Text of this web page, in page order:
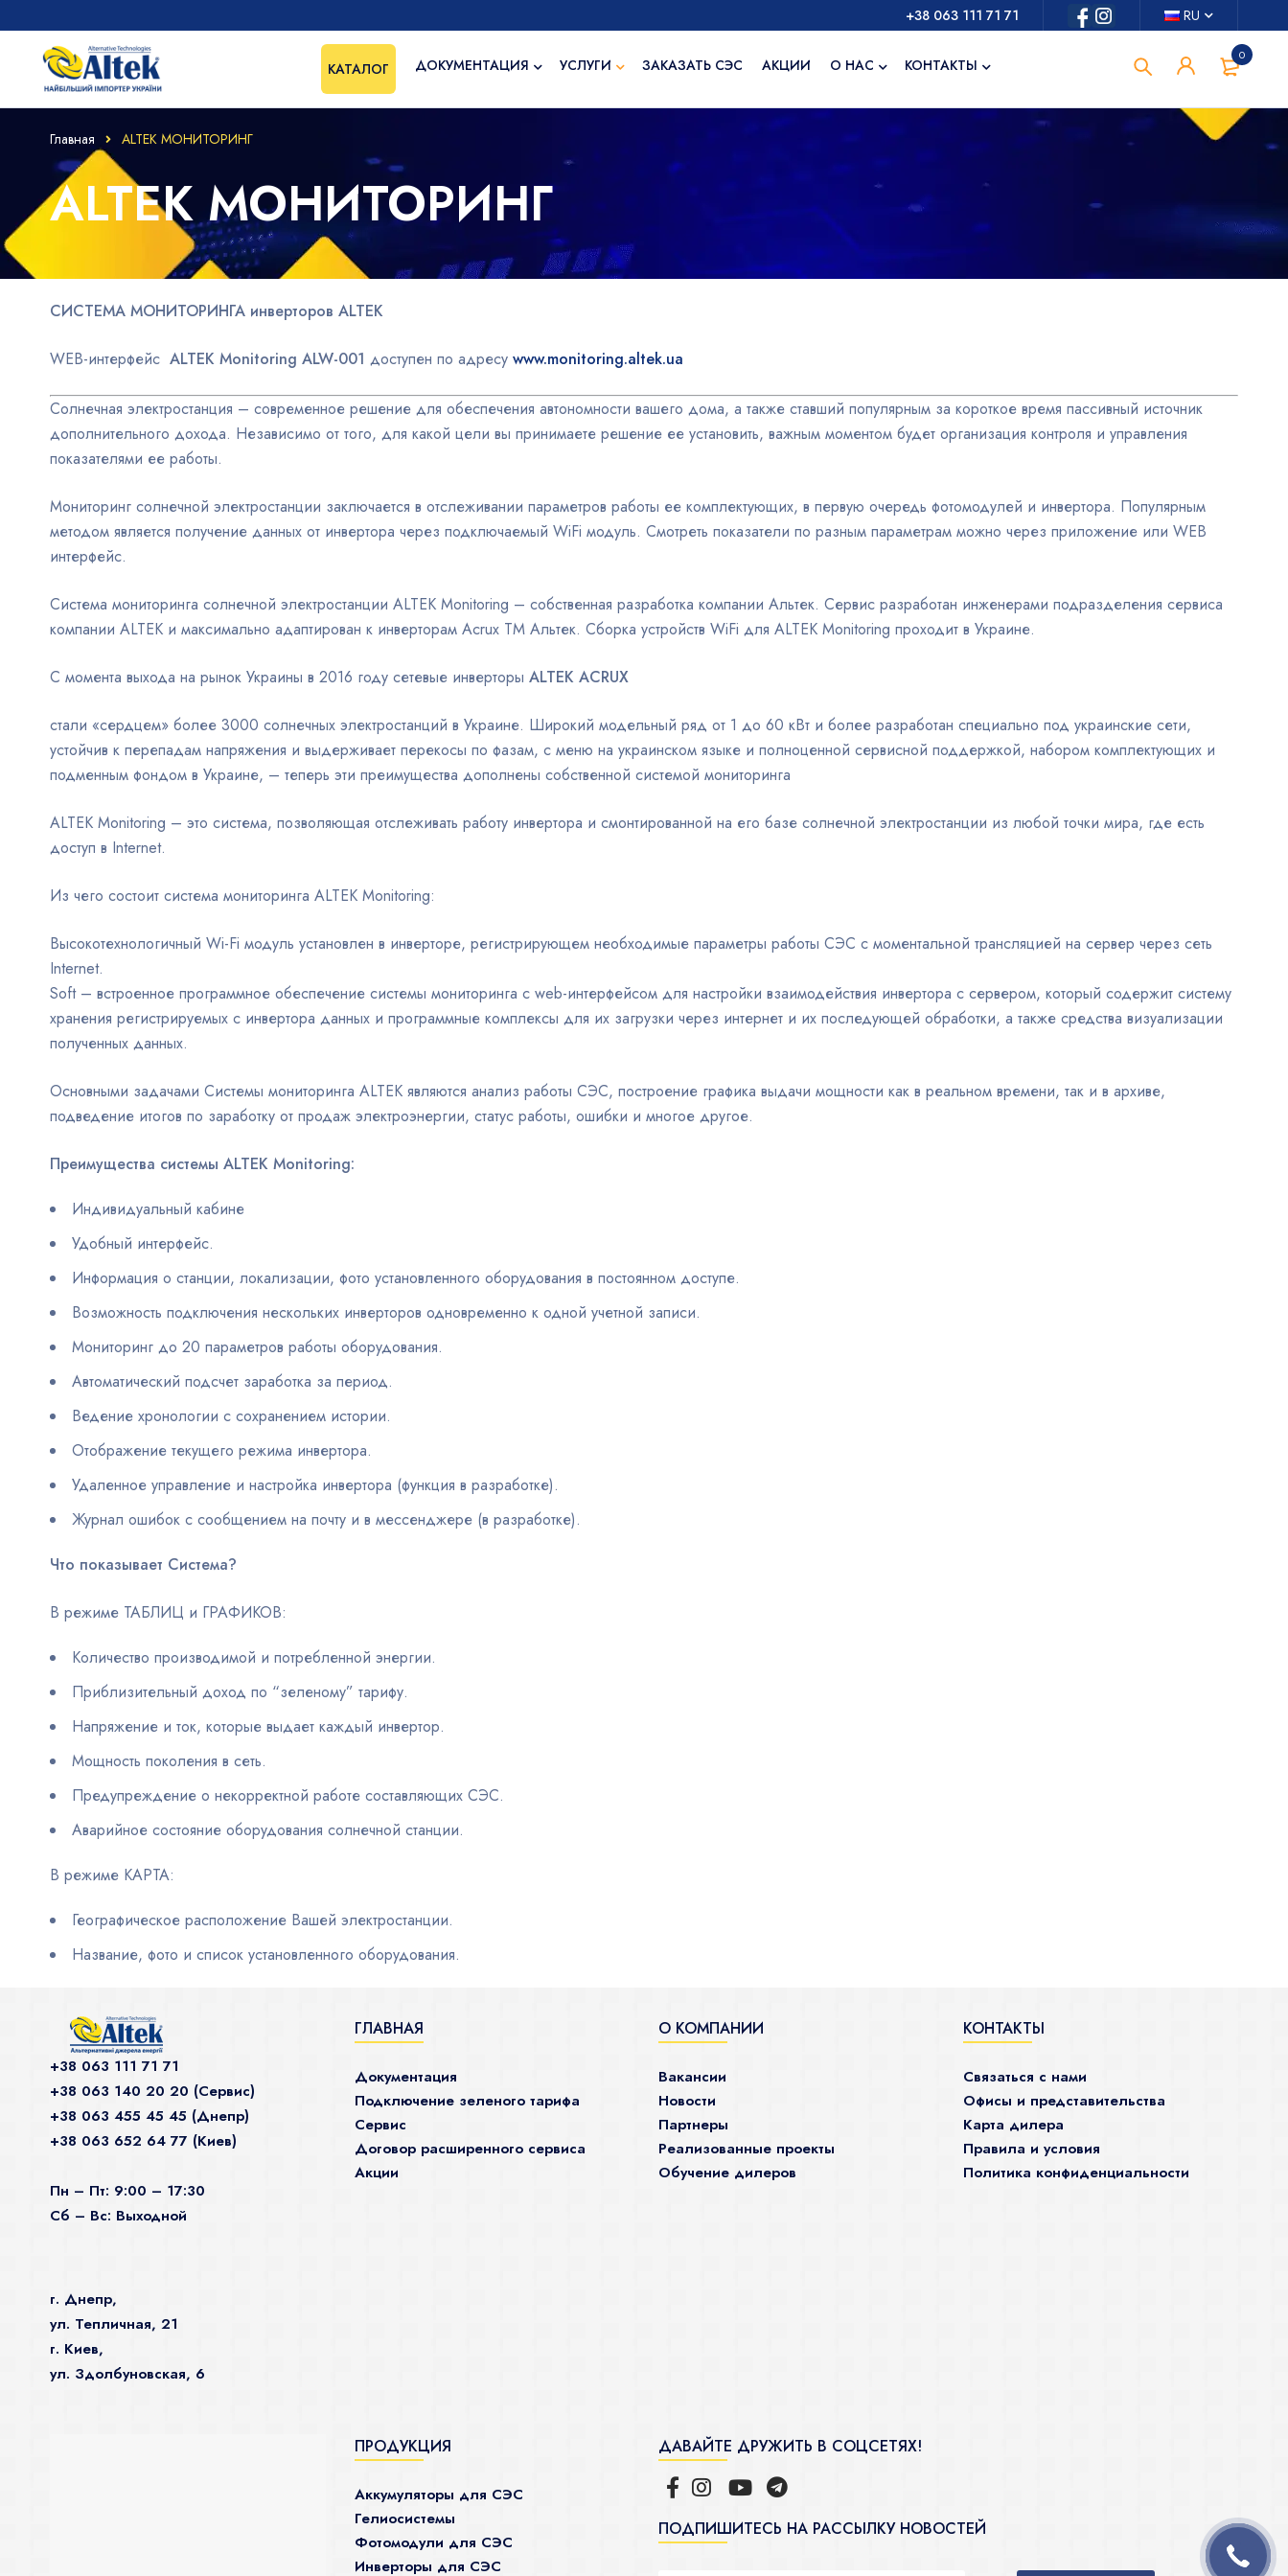
RU
+38 063 111 71 71
0
КАТАЛОГ ДОКУМЕНТАЦИЯ УСЛУГИ ЗАКАЗАТЬ СЭС АКЦИИ О НАС КОНТАКТЫ
Главная ALTEK МОНИТОРИНГ
ALTEK МОНИТОРИНГ
СИСТЕМА МОНИТОРИНГА инверторов ALTEK
WEB-интерфейс ALTEK Monitoring ALW-001 доступен по адресу www.monitoring.altek.ua
Солнечная электростанция – современное решение для обеспечения автономности вашего дома, а также ставший популярным за короткое время пассивный источник
дополнительного дохода. Независимо от того, для какой цели вы принимаете решение ее установить, важным моментом будет организация контроля и управления
показателями ее работы.
Мониторинг солнечной электростанции заключается в отслеживании параметров работы ее комплектующих, в первую очередь фотомодулей и инвертора. Популярным
методом является получение данных от инвертора через подключаемый WiFi модуль. Смотреть показатели по разным параметрам можно через приложение или WEB
интерфейс.
Система мониторинга солнечной электростанции ALTEK Monitoring – собственная разработка компании Альтек. Сервис разработан инженерами подразделения сервиса
компании ALTEK и максимально адаптирован к инверторам Acrux ТМ Альтек. Сборка устройств WiFi для ALTEK Monitoring проходит в Украине.
С момента выхода на рынок Украины в 2016 году сетевые инверторы ALTEK ACRUX
стали «сердцем» более 3000 солнечных электростанций в Украине. Широкий модельный ряд от 1 до 60 кВт и более разработан специально под украинские сети,
устойчив к перепадам напряжения и выдерживает перекосы по фазам, с меню на украинском языке и полноценной сервисной поддержкой, набором комплектующих и
подменным фондом в Украине, – теперь эти преимущества дополнены собственной системой мониторинга
ALTEK Monitoring – это система, позволяющая отслеживать работу инвертора и смонтированной на его базе солнечной электростанции из любой точки мира, где есть
доступ в Internet.
Из чего состоит система мониторинга ALTEK Monitoring:
Высокотехнологичный Wi-Fi модуль установлен в инверторе, регистрирующем необходимые параметры работы СЭС с моментальной трансляцией на сервер через сеть
Internet.
Soft – встроенное программное обеспечение системы мониторинга с web-интерфейсом для настройки взаимодействия инвертора с сервером, который содержит систему
хранения регистрируемых с инвертора данных и программные комплексы для их загрузки через интернет и их последующей обработки, а также средства визуализации
полученных данных.
Основными задачами Системы мониторинга ALTEK являются анализ работы СЭС, построение графика выдачи мощности как в реальном времени, так и в архиве,
подведение итогов по заработку от продаж электроэнергии, статус работы, ошибки и многое другое.
Преимущества системы ALTEK Monitoring:
Индивидуальный кабине
Удобный интерфейс.
Информация о станции, локализации, фото установленного оборудования в постоянном доступе.
Возможность подключения нескольких инверторов одновременно к одной учетной записи.
Мониторинг до 20 параметров работы оборудования.
Автоматический подсчет заработка за период.
Ведение хронологии с сохранением истории.
Отображение текущего режима инвертора.
Удаленное управление и настройка инвертора (функция в разработке).
Журнал ошибок с сообщением на почту и в мессенджере (в разработке).
Что показывает Система?
В режиме ТАБЛИЦ и ГРАФИКОВ:
Количество производимой и потребленной энергии.
Приблизительный доход по “зеленому” тарифу.
Напряжение и ток, которые выдает каждый инвертор.
Мощность поколения в сеть.
Предупреждение о некорректной работе составляющих СЭС.
Аварийное состояние оборудования солнечной станции.
В режиме КАРТА:
Географическое расположение Вашей электростанции.
Название, фото и список установленного оборудования.
+38 063 111 71 71
+38 063 140 20 20 (Сервис)
+38 063 455 45 45 (Днепр)
+38 063 652 64 77 (Киев)
Пн – Пт: 9:00 – 17:30
Сб – Вс: Выходной
г. Днепр,
ул. Тепличная, 21
г. Киев,
ул. Здолбуновская, 6
ГЛАВНАЯ
Документация
Подключение зеленого тарифа
Сервис
Договор расширенного сервиса
Акции
О КОМПАНИИ
Вакансии
Новости
Партнеры
Реализованные проекты
Обучение дилеров
КОНТАКТЫ
Связаться с нами
Офисы и представительства
Карта дилера
Правила и условия
Политика конфиденциальности
ПРОДУКЦИЯ
Аккумуляторы для СЭС
Гелиосистемы
Фотомодули для СЭС
Инверторы для СЭС
ДАВАЙТЕ ДРУЖИТЬ В СОЦСЕТЯХ!
ПОДПИШИТЕСЬ НА РАССЫЛКУ НОВОСТЕЙ